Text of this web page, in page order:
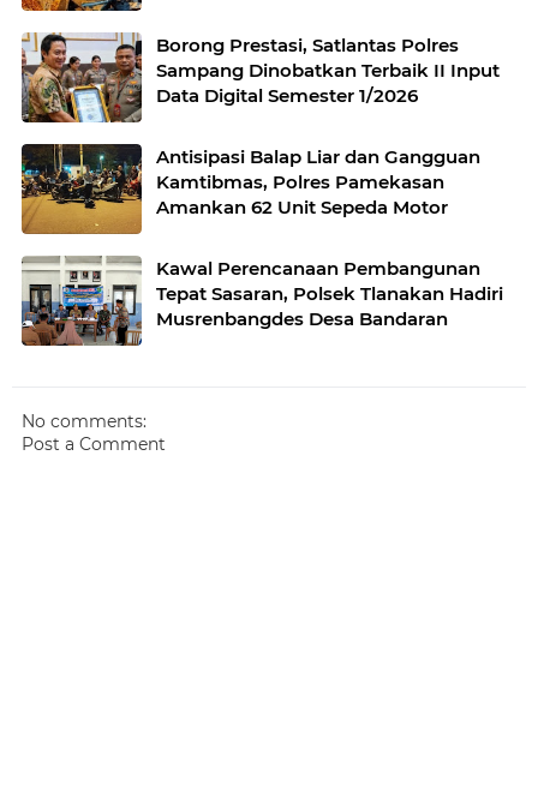
Borong Prestasi, Satlantas Polres
Sampang Dinobatkan Terbaik II Input
Data Digital Semester 1/2026
Antisipasi Balap Liar dan Gangguan
Kamtibmas, Polres Pamekasan
Amankan 62 Unit Sepeda Motor
Kawal Perencanaan Pembangunan
Tepat Sasaran, Polsek Tlanakan Hadiri
Musrenbangdes Desa Bandaran
No comments:
Post a Comment